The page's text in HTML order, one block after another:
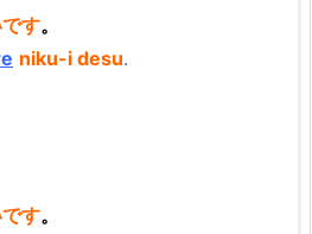
す。
niku-i desu.
す。